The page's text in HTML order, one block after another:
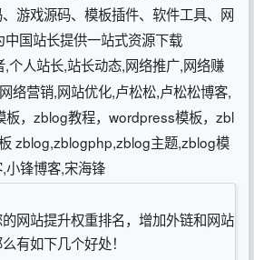
游戏源码、模板插件、软件工具、网
国站长提供一站式资源下载
,个人站长,站长动态,网络推广,网络赚
络营销,网站优化,卢松松,卢松松博客,
，zblog教程，wordpress模板，zbl
zblog,zblogphp,zblog主题,zblog模
小锋博客,宋海锋
网站提升权重排名，增加外链和网站
有如下几个好处！